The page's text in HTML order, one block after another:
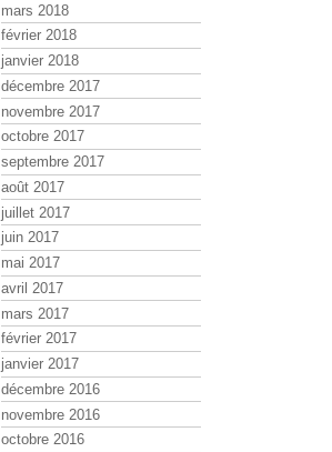
mars 2018
février 2018
janvier 2018
décembre 2017
novembre 2017
octobre 2017
septembre 2017
août 2017
juillet 2017
juin 2017
mai 2017
avril 2017
mars 2017
février 2017
janvier 2017
décembre 2016
novembre 2016
octobre 2016